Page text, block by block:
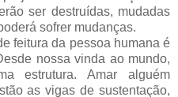
ser destruídas, mudadas
sofrer mudanças.
da pessoa humana é
nossa vinda ao mundo,
estrutura. Amar alguém
as vigas de sustentação,